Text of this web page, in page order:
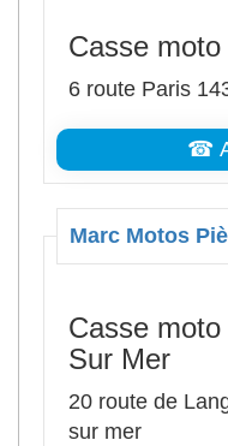
Casse
6 route Paris
☎
Marc Motos
Casse
Sur Mer
20 route de
sur mer